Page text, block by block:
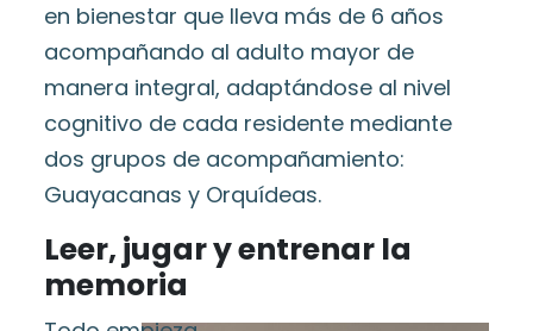
en bienestar que lleva más de 6 años
acompañando al adulto mayor de
manera integral, adaptándose al nivel
cognitivo de cada residente mediante
dos grupos de acompañamiento:
Guayacanas y Orquídeas.
Leer, jugar y entrenar la
memoria